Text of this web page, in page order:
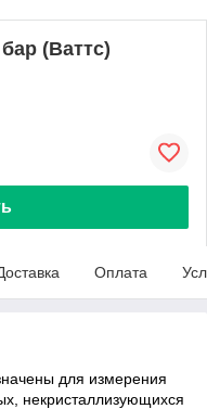
(Ваттс)
Оплата
для измерения
некристаллизующихся